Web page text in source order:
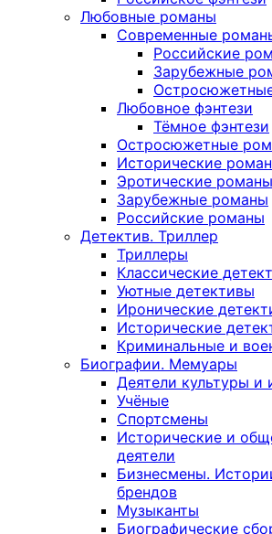
Любовные романы
Современные
Российские
Зарубежные
Любовное фэнтези
Тёмное фэнтези
Остросюжетные
Исторические
Эротические романы
Зарубежные романы
Российские романы
Детектив. Триллер
Триллеры
Классические
Уютные детективы
Иронические
Исторические
Криминальные и
Биографии. Мемуары
Деятели культуры и
Учёные
Спортсмены
Исторические и
деятели
Бизнесмены.
брендов
Музыканты
Биографические